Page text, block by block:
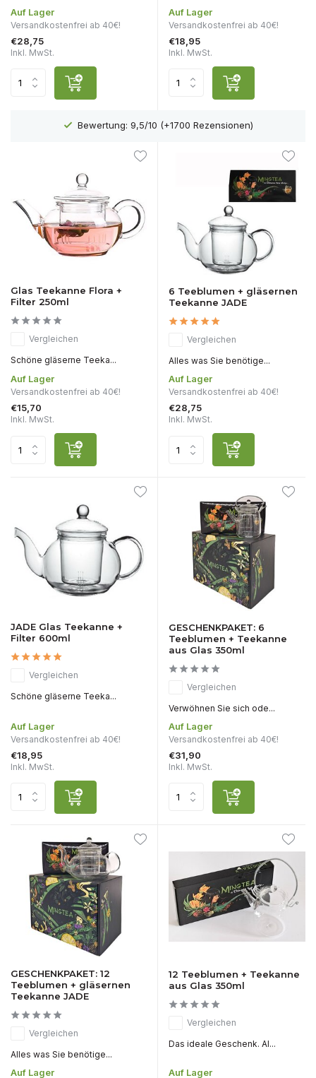
Auf Lager
Versandkostenfrei ab 40€!
€28,75
Inkl. MwSt.
Auf Lager
Versandkostenfrei ab 40€!
€18,95
Inkl. MwSt.
Kostenloser Versand ab 40 €
Glas Teekanne Flora +
Filter 250ml
Vergleichen
Schöne gläserne Teeka...
Auf Lager
Versandkostenfrei ab 40€!
€15,70
Inkl. MwSt.
6 Teeblumen + gläsernen
Teekanne JADE
Vergleichen
Alles was Sie benötige...
Auf Lager
Versandkostenfrei ab 40€!
€28,75
Inkl. MwSt.
JADE Glas Teekanne +
Filter 600ml
Vergleichen
Schöne gläserne Teeka...
Auf Lager
Versandkostenfrei ab 40€!
€18,95
Inkl. MwSt.
GESCHENKPAKET: 6
Teeblumen + Teekanne
aus Glas 350ml
Vergleichen
Verwöhnen Sie sich ode...
Auf Lager
Versandkostenfrei ab 40€!
€31,90
Inkl. MwSt.
GESCHENKPAKET: 12
Teeblumen + gläsernen
Teekanne JADE
Vergleichen
Alles was Sie benötige...
Auf Lager
12 Teeblumen + Teekanne
aus Glas 350ml
Vergleichen
Das ideale Geschenk. Al...
Auf Lager